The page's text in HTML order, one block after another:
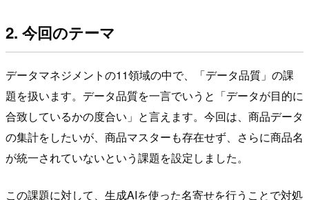
2. 今回のテーマ
データマネジメントの11領域の中で、「データ品質」の課
題を扱います。データ品質を一言でいうと「データが目的に
合致しているかの度合い」と言えます。今回は、商品データ
の集計をしたいが、商品マスターも存在せず、さらに商品名
が統一されていないという課題を設定しました。
この課題に対して、生成AIを使った名寄せを行うことで対処